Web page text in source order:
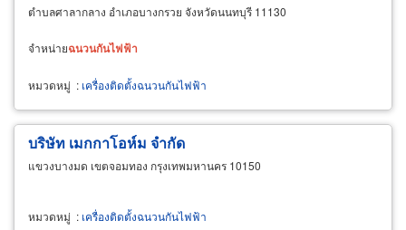
ตำบลศาลากลาง อำเภอบางกรวย จังหวัดนนทบุรี 11130
จำหน่ายฉนวนกันไฟฟ้า
หมวดหมู่ : เครื่องติดตั้งฉนวนกันไฟฟ้า
บริษัท เมกกาโอห์ม จำกัด
แขวงบางมด เขตจอมทอง กรุงเทพมหานคร 10150
หมวดหมู่ : เครื่องติดตั้งฉนวนกันไฟฟ้า